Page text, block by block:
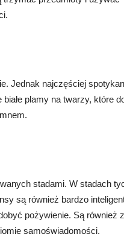
Jednak najczęściej
plamy na twarzy, które
stadami. W stadach
są również bardzo
pożywienie. Są również
samoświadomości.